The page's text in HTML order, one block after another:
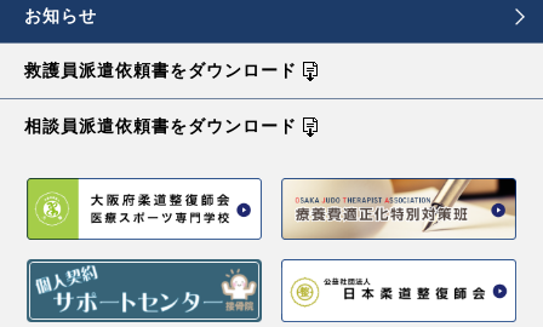
お知らせ
救護員派遣依頼書をダウンロード
相談員派遣依頼書をダウンロード